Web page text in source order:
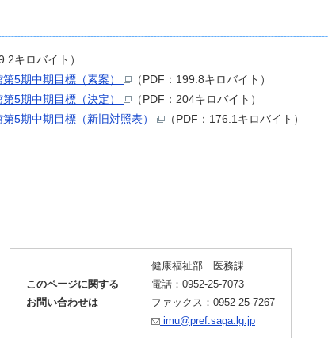
キロバイト）
5期中期目標（素案）
（PDF：199.8キロバイト）
5期中期目標（決定）
（PDF：204キロバイト）
5期中期目標（新旧対照表）
（PDF：176.1キロバイト）
このページに関する
お問い合わせは
健康福祉部 医務課
電話：0952-25-7073
ファックス：0952-25-7267
imu@pref.saga.lg.jp